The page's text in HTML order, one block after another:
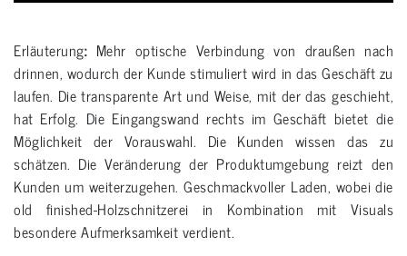
Erläuterung: Mehr optische Verbindung von draußen nach
drinnen, wodurch der Kunde stimuliert wird in das Geschäft zu
laufen. Die transparente Art und Weise, mit der das geschieht,
hat Erfolg. Die Eingangswand rechts im Geschäft bietet die
Möglichkeit der Vorauswahl. Die Kunden wissen das zu
schätzen. Die Veränderung der Produktumgebung reizt den
Kunden um weiterzugehen. Geschmackvoller Laden, wobei die
old finished-Holzschnitzerei in Kombination mit Visuals
besondere Aufmerksamkeit verdient.